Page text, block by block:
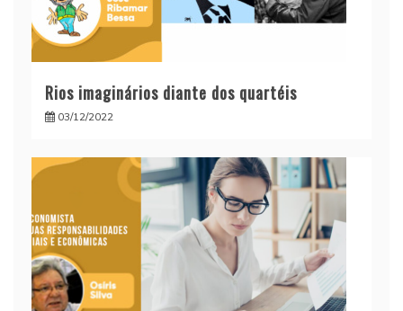
Rios imaginários diante dos quartéis
03/12/2022